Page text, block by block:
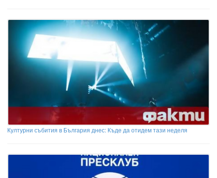
Културни събития в България днес: Къде да отидем тази неделя